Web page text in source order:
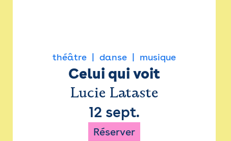
théâtre danse musique
Celui qui voit
Lucie Lataste
12 sept.
Réserver